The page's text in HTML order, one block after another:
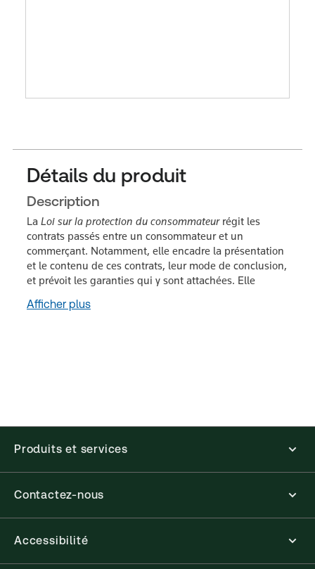
Détails du produit
Description
La Loi sur la protection du consommateurrégit les
contrats passés entre un consommateur et un
commerçant. Notamment, elle encadre la présentation
et le contenu de ces contrats, leur mode de conclusion,
et prévoit les garanties qui y sont attachées. Elle
Afficher plus
Produits et services
Contactez-nous
Accessibilité